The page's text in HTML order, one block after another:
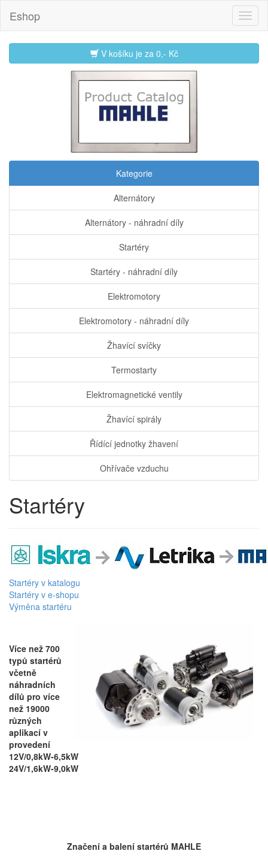
Eshop
V košíku je za 0,- Kč
Kategorie
Alternátory
Alternátory - náhradní díly
Startéry
Startéry - náhradní díly
Elektromotory
Elektromotory - náhradní díly
Žhavící svíčky
Termostarty
Elektromagnetické ventily
Žhavící spirály
Řídící jednotky žhavení
Ohřívače vzduchu
Startéry
Startéry v katalogu
Startéry v e-shopu
Výměna startéru
Více než 700
typů startérů
včetně
náhradních
dílů pro více
než 19000
různých
aplikací v
provedení
12V/0,8kW-6,5kW
24V/1,6kW-9,0kW
Značení a balení startérů MAHLE